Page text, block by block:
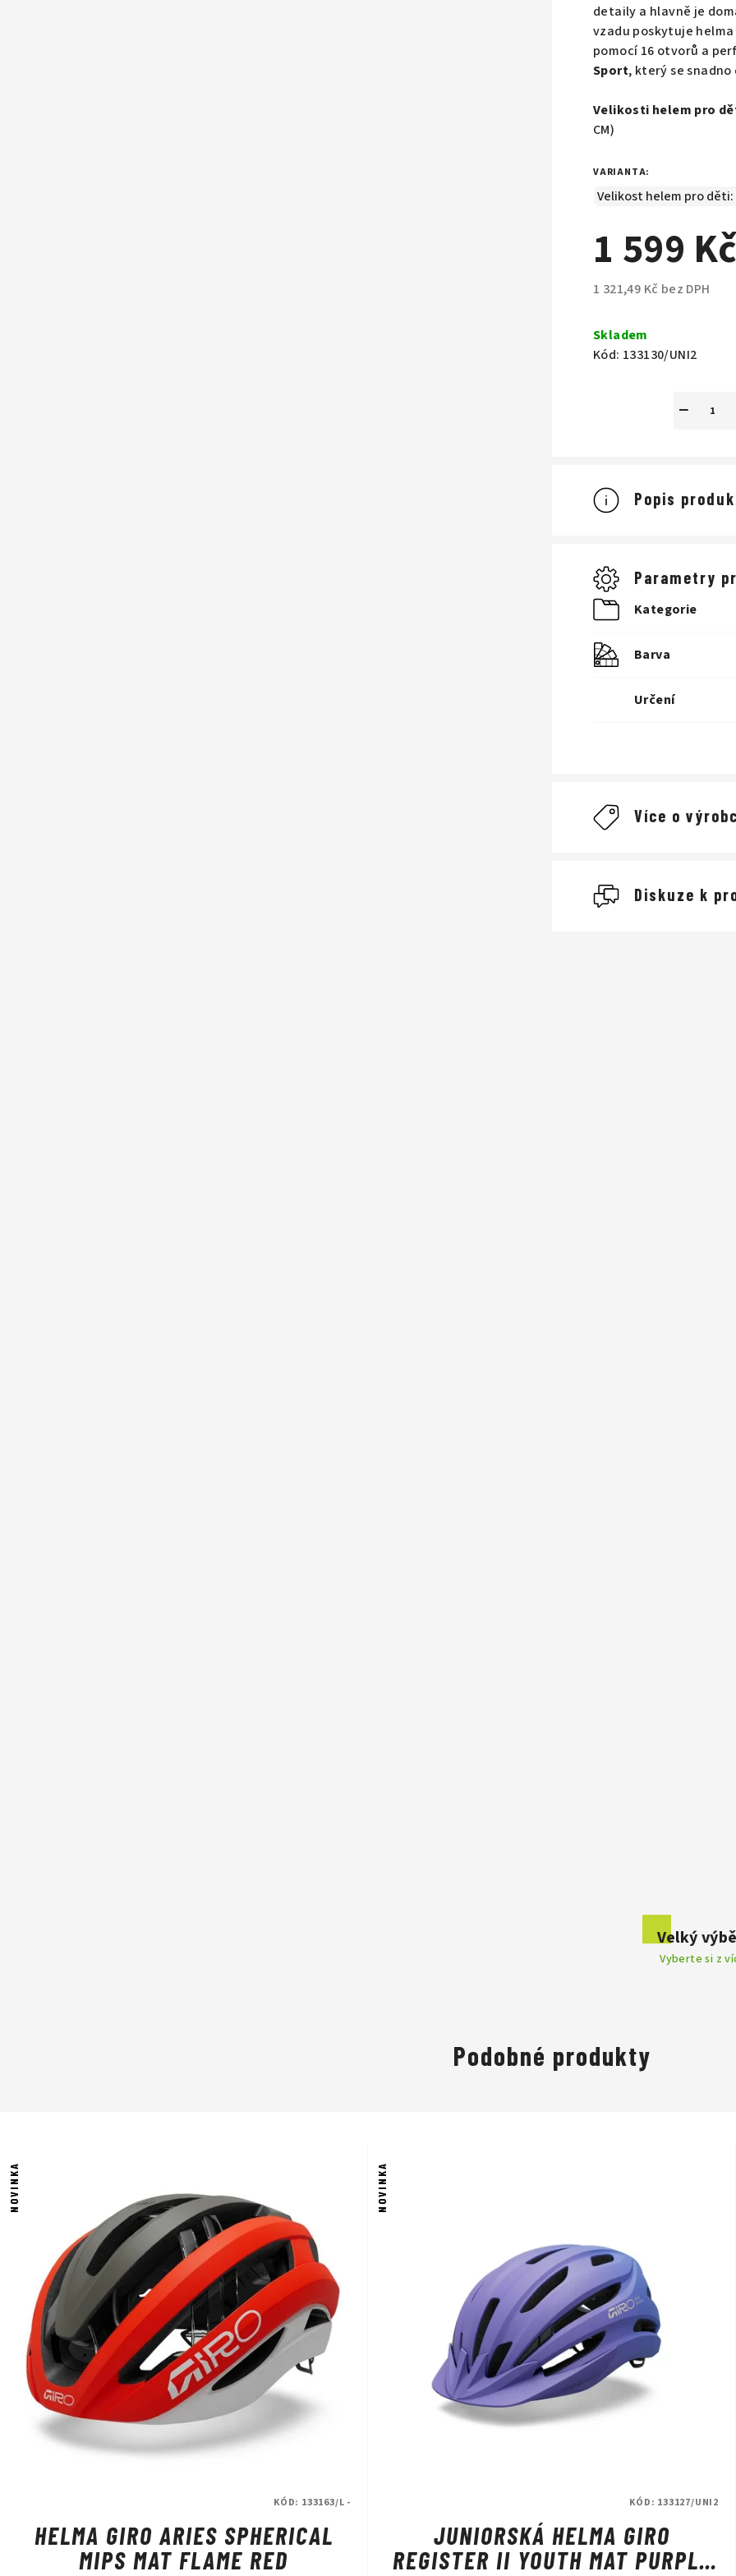
detaily a hlavně je
vzadu poskytuje
pomocí 16 otvorů a
Sport, který se
Velikosti helem pro
CM)
VARIANTA:
1 599 Kč
1 321,49 Kč bez DPH
cena:
Skladem
Kód: 133130/UNI2
−
Popis
Parametry
Kategorie
Barva
Určení
Diskuze k
Více o
Velký
Vyberte si z
Podobné produkty
NOVINKA
HELMA GIRO ARIES SPHERICAL
MIPS MAT FLAME RED
KÓD: 133163/L -
NOVINKA
JUNIORSKÁ HELMA GIRO
REGISTER II YOUTH MAT PURPLE
KÓD: 133127/UNI2